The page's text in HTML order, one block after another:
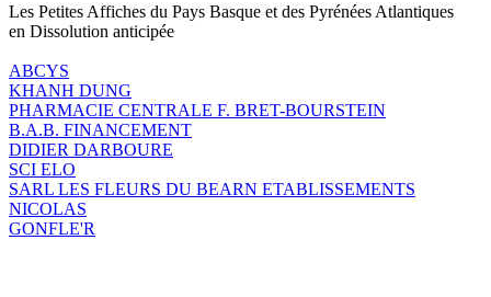
Les Petites Affiches du Pays Basque et des Pyrénées Atlantiques
en Dissolution anticipée
ABCYS
KHANH DUNG
PHARMACIE CENTRALE F. BRET-BOURSTEIN
B.A.B. FINANCEMENT
DIDIER DARBOURE
SCI ELO
SARL LES FLEURS DU BEARN ETABLISSEMENTS
NICOLAS
GONFLE'R